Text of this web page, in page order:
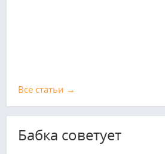
Все cтатьи →
Бабка советует